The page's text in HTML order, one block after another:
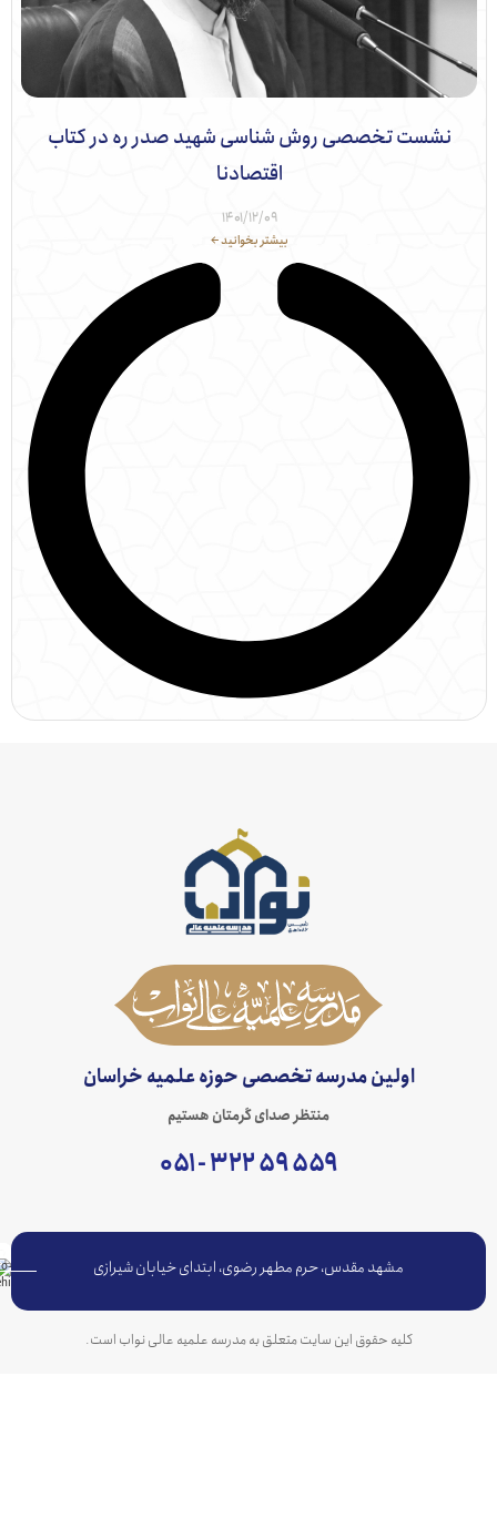
نشست تخصصی روش شناسی شهید صدر ره در کتاب
اقتصادنا
۱۴۰۱/۱۲/۰۹
بیشتر بخوانید ←
اولین مدرسه تخصصی حوزه علمیه خراسان
منتظر صدای گرمتان هستیم
مشهد مقدس، حرم مطهر رضوی، ابتدای خیابان شیرازی
کلیه حقوق این سایت متعلق به مدرسه علمیه عالی نواب است.